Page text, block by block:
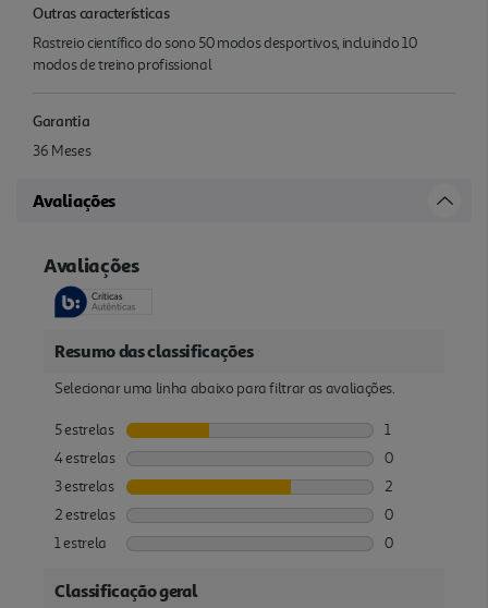
Outras características
Rastreio científico do sono 50 modos desportivos, incluindo 10
modos de treino profissional
Garantia
36 Meses
Avaliações